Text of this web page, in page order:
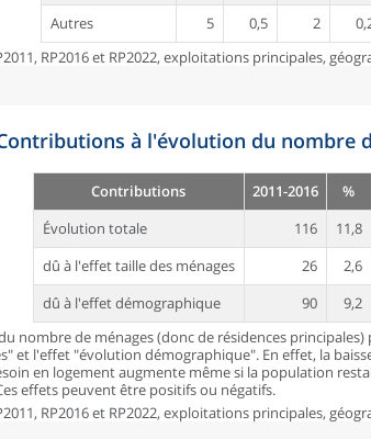
Autres
5 0,5 2
RP2016 et RP2022, exploitations principales,
à l'évolution du nombre
Contributions 2011-2016 %
Évolution totale
116 11,8
dû à l'effet taille des ménages
26 2,6
dû à l'effet démographique
90 9,2
nombre de ménages (donc de résidences
et l'effet "évolution démographique". En effet, la
en logement augmente même si la population
effets peuvent être positifs ou négatifs.
RP2016 et RP2022, exploitations principales,